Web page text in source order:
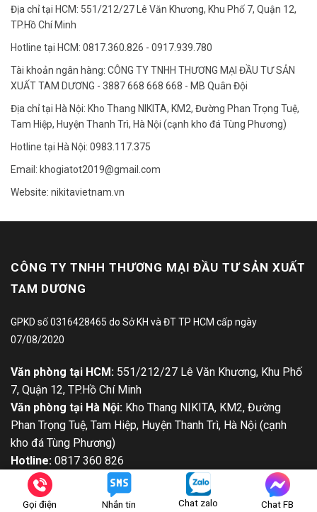
Địa chỉ tại HCM: 551/212/27 Lê Văn Khương, Khu Phố 7, Quận 12,
TP.Hồ Chí Minh
Hotline tại HCM: 0817.360.826 - 0917.939.780
Tài khoản ngân hàng: CÔNG TY TNHH THƯƠNG MẠI ĐẦU TƯ SẢN
XUẤT TAM DƯƠNG - 3887 668 668 668 - MB Quân Đội
Địa chỉ tại Hà Nội: Kho Thang NIKITA, KM2, Đường Phan Trọng Tuệ,
Tam Hiệp, Huyện Thanh Trì, Hà Nội (cạnh kho đá Tùng Phương)
Hotline tại Hà Nội: 0983.117.375
Email: khogiatot2019@gmail.com
Website: nikitavietnam.vn
CÔNG TY TNHH THƯƠNG MẠI ĐẦU TƯ SẢN XUẤT
TAM DƯƠNG
GPKD số 0316428465 do Sở KH và ĐT TP HCM cấp ngày
07/08/2020
Văn phòng tại HCM: 551/212/27 Lê Văn Khương, Khu Phố
7, Quận 12, TP.Hồ Chí Minh
Văn phòng tại Hà Nội: Kho Thang NIKITA, KM2, Đường
Phan Trọng Tuệ, Tam Hiệp, Huyện Thanh Trì, Hà Nội (cạnh
kho đá Tùng Phương)
Hotline: 0817 360 826
Email:khogiatot2019@gmail.com
Website:
https://nikitavietnam.vn
Gọi điện Nhắn tin Chat zalo Chat FB